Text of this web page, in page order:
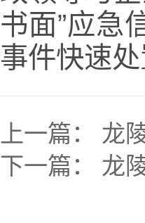
书面”应急
事件快速处
上一篇： 龙
下一篇： 龙